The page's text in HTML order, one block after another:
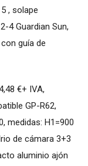
, solape
4 Guardian Sun,
guía de
€+ IVA,
GP-R62,
medidas: H1=900
de cámara 3+3
aluminio ajón